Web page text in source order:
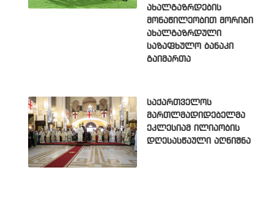
ახალგაზრდების
მონაწილეობით მორიგი
ახალგაზრდული
საზაფხულო ბანაკი
გაიმართა
საქართველოს
მართლმადიდებელმა
ეკლესიამ ილიაობის
დღესასწაული აღნიშნა